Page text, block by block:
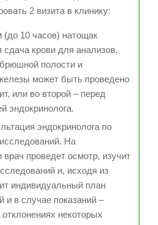
2 визита в клинику:
(до 10 часов) натощак
сдача крови для анализов.
полости и
может быть проведено
или во второй – перед
эндокринолога.
эндокринолога по
На
врач проведет осмотр, изучит
и, исходя из
индивидуальный план
и в случае показаний –
некоторых